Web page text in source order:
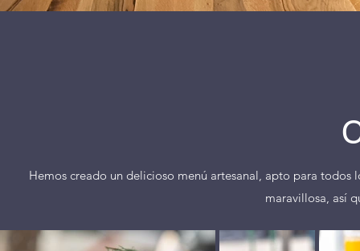
Hemos creado un delicioso menú artesanal, apto para todos
maravillosa, así